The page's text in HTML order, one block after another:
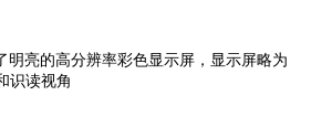
的高分辨率彩色显示屏，显示屏略为
识读视角